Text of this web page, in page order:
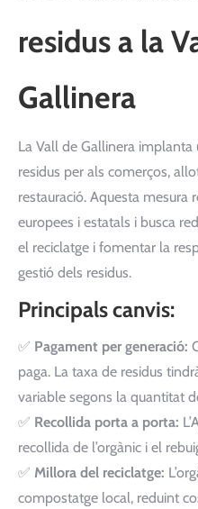
residus a la
Gallinera
La Vall de Gallinera
residus per als comerços,
restauració. Aquesta mesura
europees i estatals i busca
el reciclatge i fomentar la
gestió dels residus.
Principals canvis:
✅ Pagament per generació:
paga. La taxa de residus
variable segons la quantitat
✅ Recollida porta a porta:
recollida de l’orgànic i el
✅ Millora del reciclatge:
compostatge local, reduint